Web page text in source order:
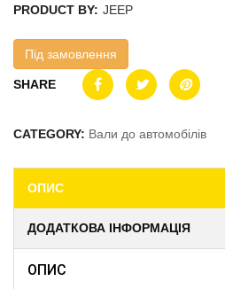
PRODUCT BY: JEEP
Під замовлення
SHARE
CATEGORY: Вали до автомобілів
ОПИС
ДОДАТКОВА ІНФОРМАЦІЯ
ОПИС